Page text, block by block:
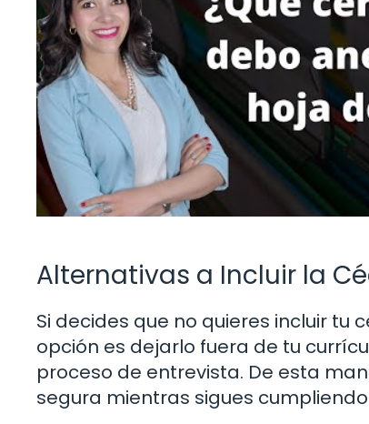
Alternativas a Incluir la
Si decides que no quieres incluir tu
opción es dejarlo fuera de tu
proceso de entrevista. De esta
segura mientras sigues